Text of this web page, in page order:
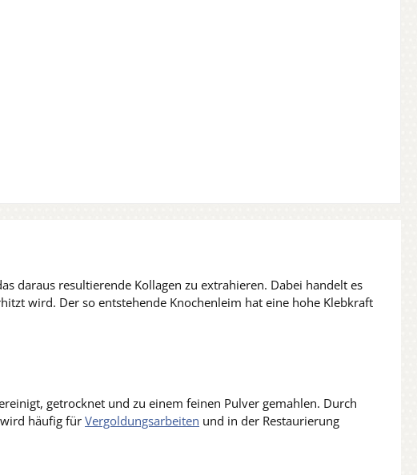
daraus resultierende Kollagen zu extrahieren. Dabei handelt es
wird. Der so entstehende Knochenleim hat eine hohe Klebkraft
getrocknet und zu einem feinen Pulver gemahlen. Durch
häufig fürVergoldungsarbeiten und in der Restaurierung